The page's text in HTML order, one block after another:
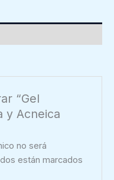
“Gel
y Acneica
no será
están marcados